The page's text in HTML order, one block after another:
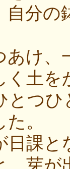
自分
あけ、
く土
とつ
。
日課
、芽